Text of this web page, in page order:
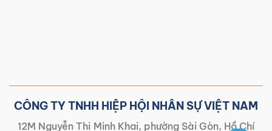
CÔNG TY TNHH HIỆP HỘI NHÂN SỰ VIỆT NAM
12M Nguyễn Thị Minh Khai, phường Sài Gòn, Hồ Chí